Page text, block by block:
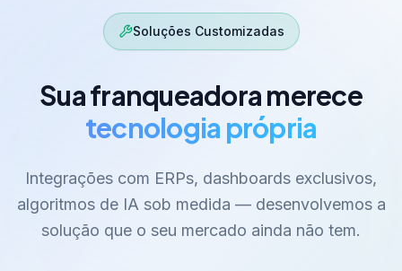
Soluções Customizadas
Sua franqueadora merece
tecnologia própria
Integrações com ERPs, dashboards exclusivos,
algoritmos de IA sob medida — desenvolvemos a
solução que o seu mercado ainda não tem.